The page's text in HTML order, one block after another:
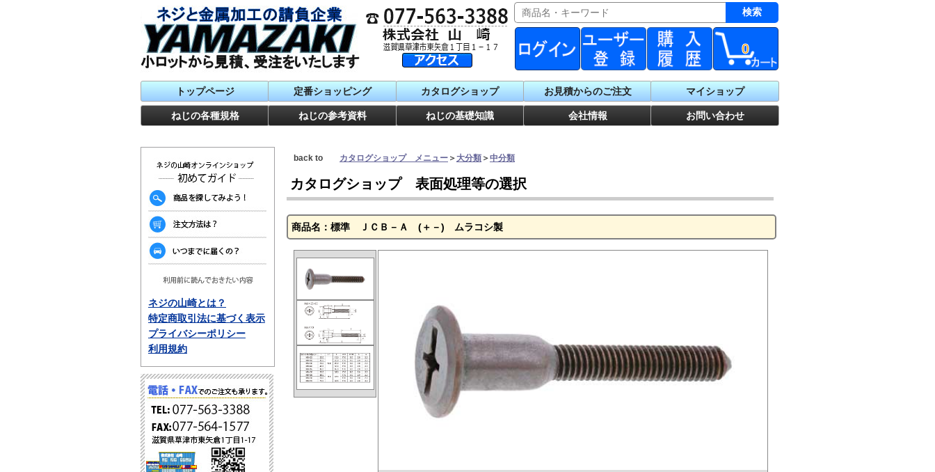
0
トップページ 定番ショッピング カタログショップ お見積からのご注文 マイショップ
ねじの各種規格 ねじの参考資料 ねじの基礎知識 会社情報 お問い合わせ
ネジの山崎とは？
特定商取引法に基づく表示
プライバシーポリシー
利用規約
back to カタログショップ メニュー ＞大分類 ＞中分類
カタログショップ 表面処理等の選択
商品名：標準 ＪＣＢ－Ａ (＋－) ムラコシ製